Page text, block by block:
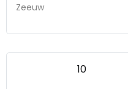
Zeeuw
10